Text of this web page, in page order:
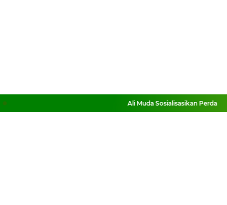
Ali Muda Sosialisasikan Perda